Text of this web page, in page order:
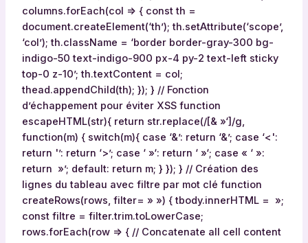
r
o
d
u
i
t
s
T
a
t
a
H
a
r
p
columns.forEach(col => { const th =
document.createElement(‘th’); th.setAttribute(‘scope’,
‘col’); th.className = ‘border border-gray-300 bg-
indigo-50 text-indigo-900 px-4 py-2 text-left sticky
top-0 z-10’; th.textContent = col;
thead.appendChild(th); }); } // Fonction
d’échappement pour éviter XSS function
escapeHTML(str){ return str.replace(/[& »‘]/g,
function(m) { switch(m){ case ‘&’: return ‘&’; case ‘<':
return '’: return ‘>’; case ‘ »‘: return ‘ »‘; case « ‘ »:
return »’; default: return m; } }); } // Création des
lignes du tableau avec filtre par mot clé function
createRows(rows, filter= » ») { tbody.innerHTML = »;
const filtre = filter.trim.toLowerCase;
rows.forEach(row => { // Concatenate all cell content